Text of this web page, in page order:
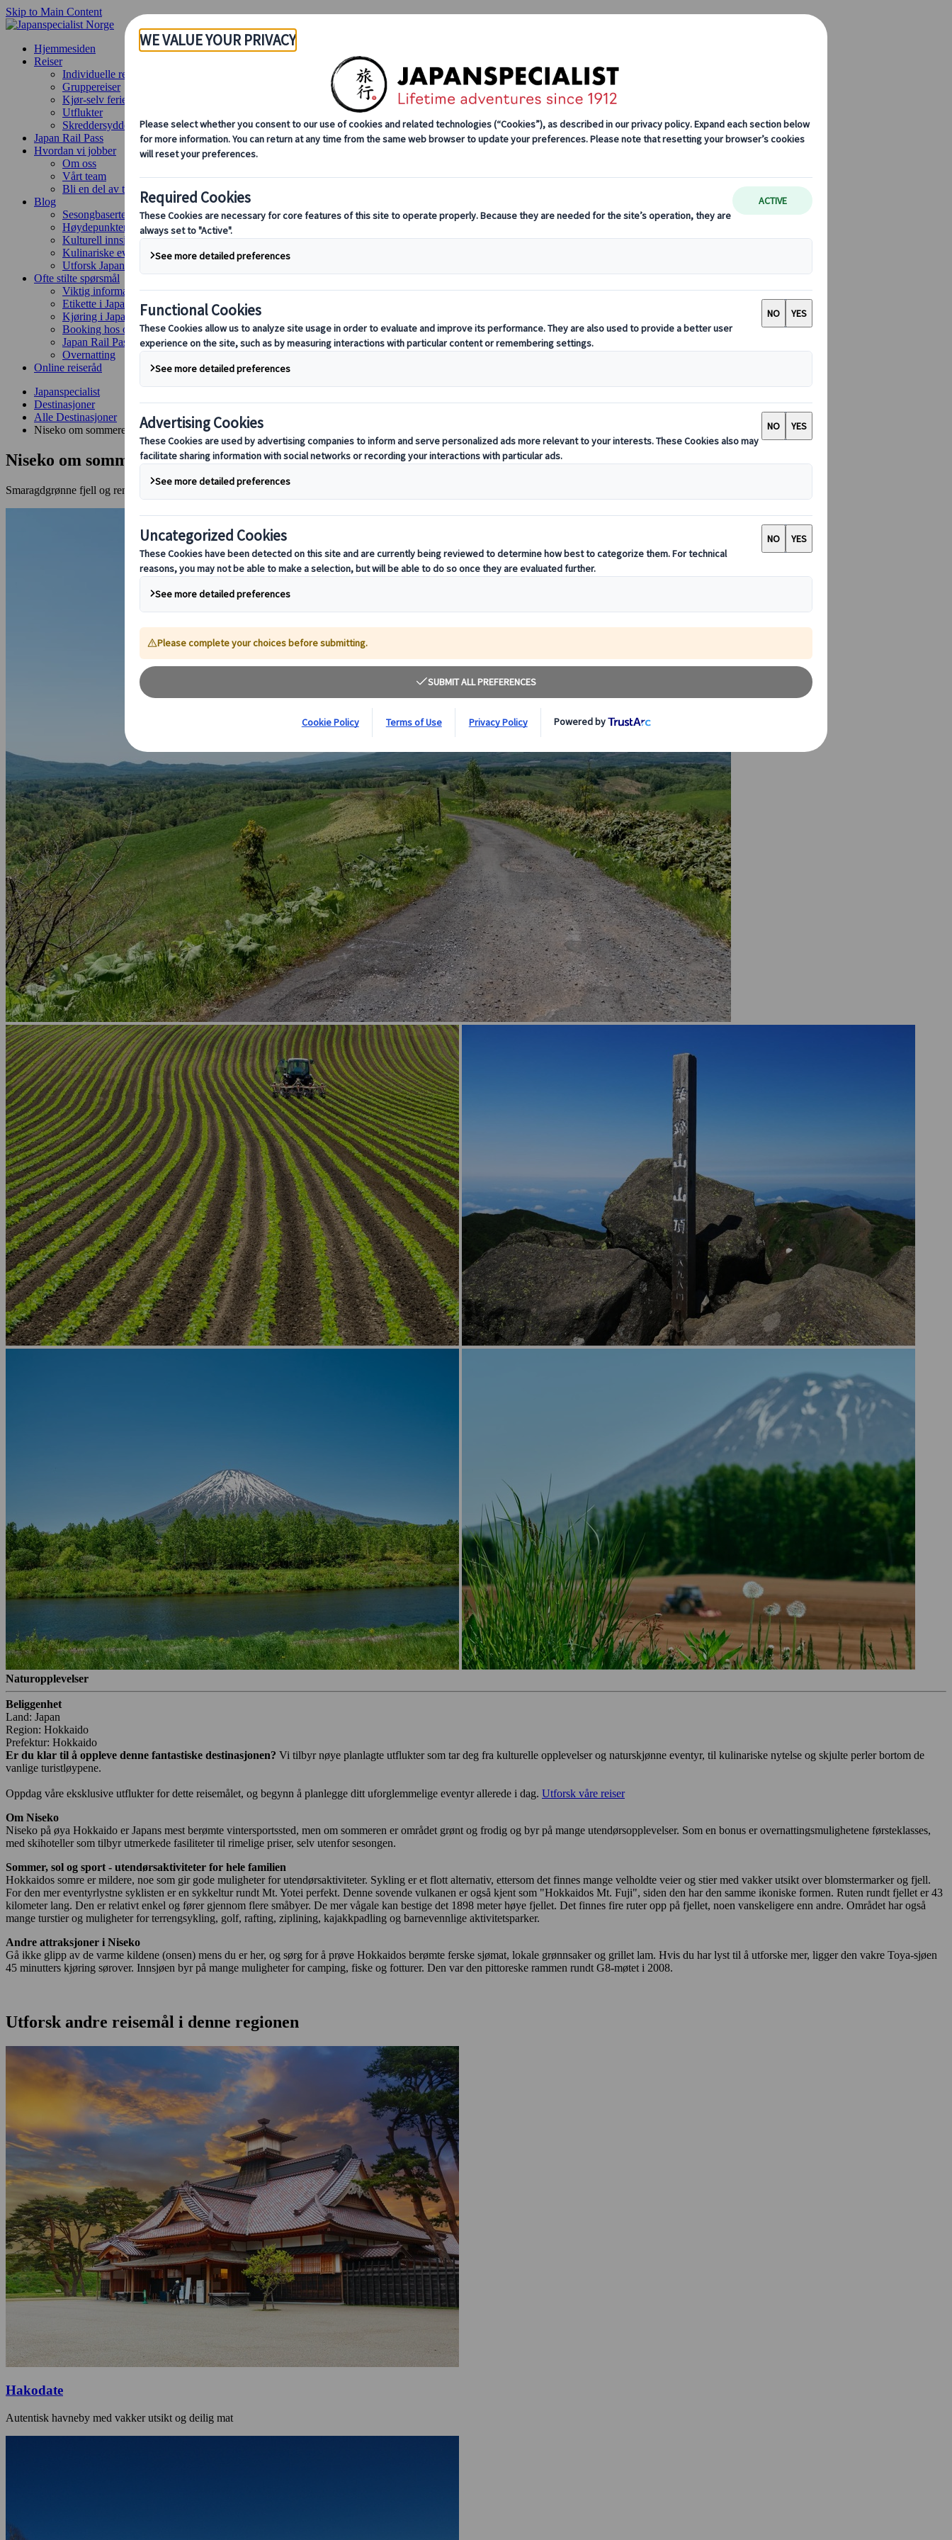
Skip to Main Content
Hjemmesiden
Reiser
Individuelle reiser
Gruppereiser
Kjør-selv ferie
Utflukter
Skreddersydde gruppereiser
Japan Rail Pass
Hvordan vi jobber
Om oss
Vårt team
Bli en del av teamet vårt
Blog
Sesongbaserte reisetips
Høydepunkter fra destinasjonen
Kulturell innsikt
Kulinariske eventyr
Utforsk Japan med tog
Ofte stilte spørsmål
Viktig informasjon
Etikette i Japan
Kjøring i Japan
Booking hos oss
Japan Rail Pass
Overnatting
Online reiseråd
Japanspecialist
Destinasjoner
Alle Destinasjoner
Niseko om sommeren
Niseko om sommeren
Smaragdgrønne fjell og ren luft - med rom for aktivitet og harmoni
Naturopplevelser
Beliggenhet
Land: Japan
Region: Hokkaido
Prefektur: Hokkaido
Er du klar til å oppleve denne fantastiske destinasjonen? Vi tilbyr nøye planlagte utflukter som tar deg fra kulturelle opplevelser og naturskjønne eventyr, til kulinariske nytelse og skjulte perler bortom de
vanlige turistløypene.
Oppdag våre eksklusive utflukter for dette reisemålet, og begynn å planlegge ditt uforglemmelige eventyr allerede i dag. Utforsk våre reiser
Om Niseko
Niseko på øya Hokkaido er Japans mest berømte vintersportssted, men om sommeren er området grønt og frodig og byr på mange utendørsopplevelser. Som en bonus er overnattingsmulighetene førsteklasses,
med skihoteller som tilbyr utmerkede fasiliteter til rimelige priser, selv utenfor sesongen.
Sommer, sol og sport - utendørsaktiviteter for hele familien
Hokkaidos somre er mildere, noe som gir gode muligheter for utendørsaktiviteter. Sykling er et flott alternativ, ettersom det finnes mange velholdte veier og stier med vakker utsikt over blomstermarker og fjell.
For den mer eventyrlystne syklisten er en sykkeltur rundt Mt. Yotei perfekt. Denne sovende vulkanen er også kjent som "Hokkaidos Mt. Fuji", siden den har den samme ikoniske formen. Ruten rundt fjellet er 43
kilometer lang. Den er relativt enkel og fører gjennom flere småbyer. De mer vågale kan bestige det 1898 meter høye fjellet. Det finnes fire ruter opp på fjellet, noen vanskeligere enn andre. Området har også
mange turstier og muligheter for terrengsykling, golf, rafting, ziplining, kajakkpadling og barnevennlige aktivitetsparker.
Andre attraksjoner i Niseko
Gå ikke glipp av de varme kildene (onsen) mens du er her, og sørg for å prøve Hokkaidos berømte ferske sjømat, lokale grønnsaker og grillet lam. Hvis du har lyst til å utforske mer, ligger den vakre Toya-sjøen
45 minutters kjøring sørover. Innsjøen byr på mange muligheter for camping, fiske og fotturer. Den var den pittoreske rammen rundt G8-møtet i 2008.
Utforsk andre reisemål i denne regionen
Hakodate
Autentisk havneby med vakker utsikt og deilig mat